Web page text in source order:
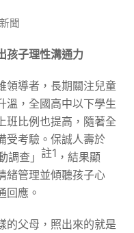
聞
孩子理性溝通力
領導者，長期關注兒童
溫，全國高中以下學生
班比例也提高，隨著全
受考驗。保誠人壽於
查」 註1 ，結果顯
緒管理並傾聽孩子心
回應。
的父母，照出來的就是